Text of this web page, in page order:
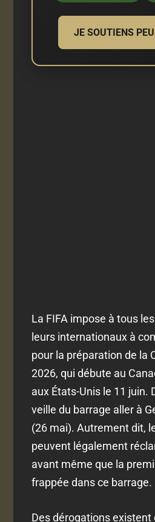
JE SOUTIENS
La FIFA impose à tous
leurs internationaux à
pour la préparation de la
2026, qui débute au
aux États-Unis le 11 juin.
veille du barrage aller à
(26 mai). Autrement dit,
peuvent légalement
avant même que la
frappée dans ce barrage.
Des dérogations